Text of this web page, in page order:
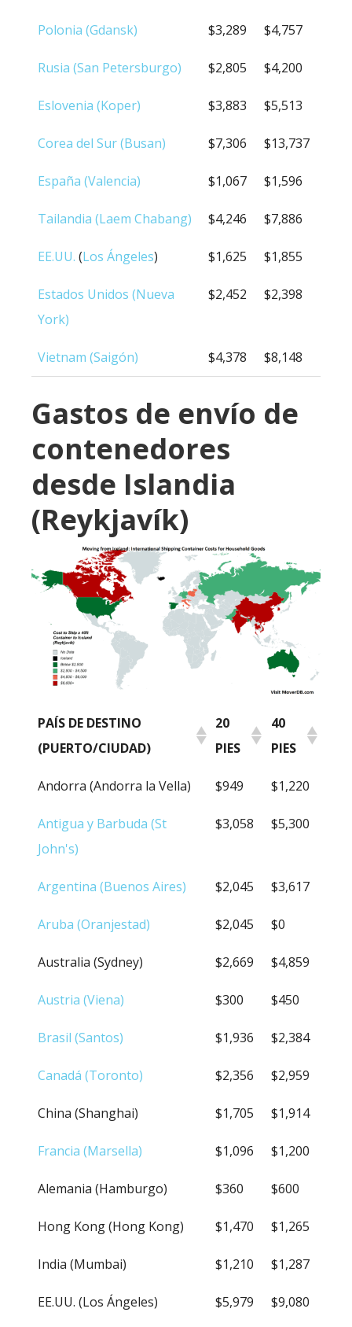
Polonia (Gdansk) $3,289 $4,757
Rusia (San Petersburgo) $2,805 $4,200
Eslovenia (Koper) $3,883 $5,513
Corea del Sur (Busan) $7,306 $13,737
España (Valencia) $1,067 $1,596
Tailandia (Laem Chabang) $4,246 $7,886
EE.UU. (Los Ángeles) $1,625 $1,855
Estados Unidos (Nueva
York)
$2,452 $2,398
Vietnam (Saigón) $4,378 $8,148
Gastos de envío de
contenedores
desde Islandia
(Reykjavík)
PAÍS DE DESTINO
(PUERTO/CIUDAD)
20
PIES
40
PIES
PAÍS DE DESTINO
20
40
Andorra (Andorra la Vella) $949 $1,220
Antigua y Barbuda (St
John's)
$3,058 $5,300
Argentina (Buenos Aires) $2,045 $3,617
Aruba (Oranjestad) $2,045 $0
Australia (Sydney) $2,669 $4,859
Austria (Viena) $300 $450
Brasil (Santos) $1,936 $2,384
Canadá (Toronto) $2,356 $2,959
China (Shanghai) $1,705 $1,914
Francia (Marsella) $1,096 $1,200
Alemania (Hamburgo) $360 $600
Hong Kong (Hong Kong) $1,470 $1,265
India (Mumbai) $1,210 $1,287
EE.UU. (Los Ángeles) $5,979 $9,080